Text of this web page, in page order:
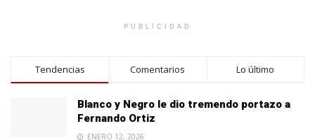
PUBLICIDAD
Tendencias Comentarios Lo último
Blanco y Negro le dio tremendo portazo a
Fernando Ortiz
ENERO 12, 2026